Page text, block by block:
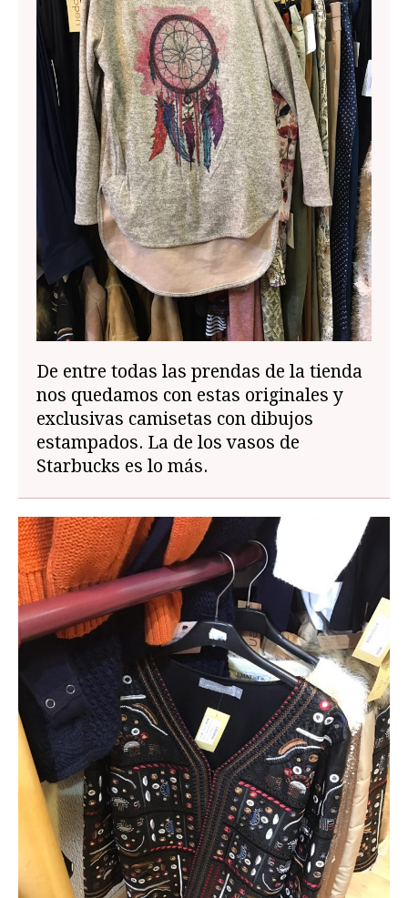
De entre todas las prendas de la tienda
nos quedamos con estas originales y
exclusivas camisetas con dibujos
estampados. La de los vasos de
Starbucks es lo más.